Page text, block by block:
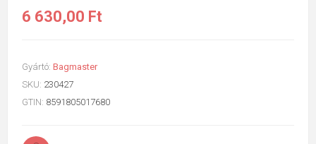
6 630,00 Ft
Gyártó: Bagmaster
SKU: 230427
GTIN: 8591805017680